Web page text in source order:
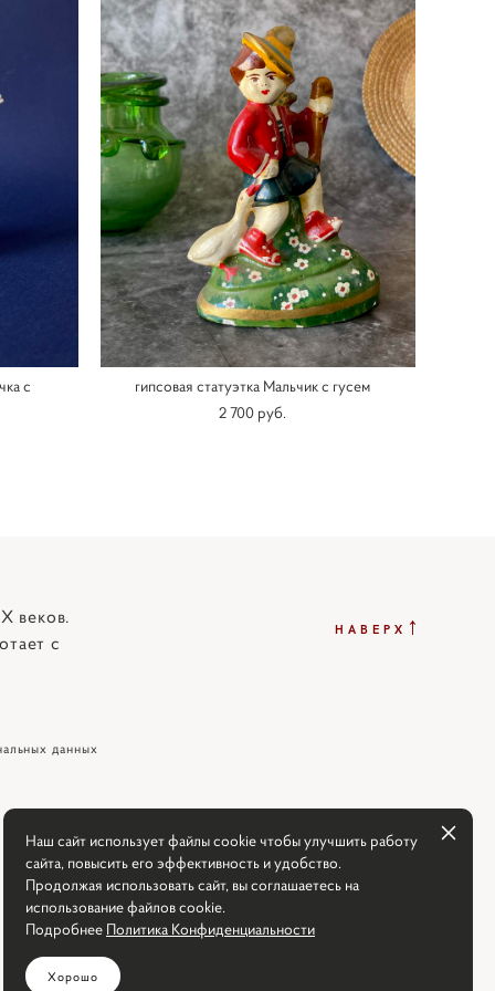
с
гипсовая статуэтка Мальчик с гусем
2 700 pуб.
веков.
с
НАВЕРХ ↑
данных
Наш сайт использует файлы cookie чтобы улучшить работу
сайта, повысить его эффективность и удобство.
Продолжая использовать сайт, вы соглашаетесь на
использование файлов cookie.
Подробнее Политика Конфиденциальности
Хорошо